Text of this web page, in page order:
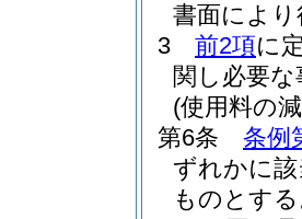
書面によ
3
前2項に
関し必要
(使用料の
第6条
条例
ずれかに
ものとす